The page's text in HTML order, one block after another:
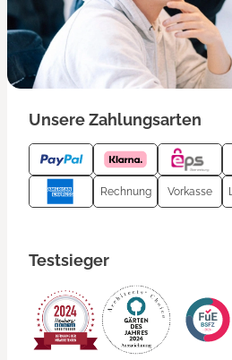
Unsere Zahlungsarten
Rechnung Vorkasse
Testsieger